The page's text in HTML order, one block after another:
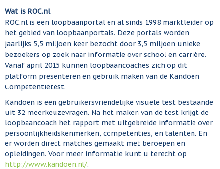
Wat is ROC.nl
ROC.nl is een loopbaanportal en al sinds 1998 marktleider op
het gebied van loopbaanportals. Deze portals worden
jaarlijks 5,5 miljoen keer bezocht door 3,5 miljoen unieke
bezoekers op zoek naar informatie over school en carrière.
Vanaf april 2015 kunnen loopbaancoaches zich op dit
platform presenteren en gebruik maken van de Kandoen
Competentietest.
Kandoen is een gebruikersvriendelijke visuele test bestaande
uit 32 meerkeuzevragen. Na het maken van de test krijgt de
loopbaancoach het rapport met uitgebreide informatie over
persoonlijkheidskenmerken, competenties, en talenten. En
er worden direct matches gemaakt met beroepen en
opleidingen. Voor meer informatie kunt u terecht op
http://www.kandoen.nl/.